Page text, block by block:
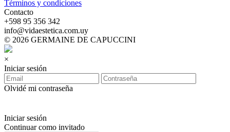
Términos y condiciones
Contacto
‪+598 95 356 342‬
info@vidaestetica.com.uy
© 2026 GERMAINE DE CAPUCCINI
×
Iniciar sesión
Olvidé mi contraseña
Iniciar sesión
Continuar como invitado